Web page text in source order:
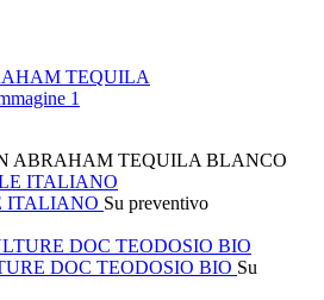
ABRAHAM TEQUILA BLANCO
ITALIANO Su preventivo
DOC TEODOSIO BIO Su